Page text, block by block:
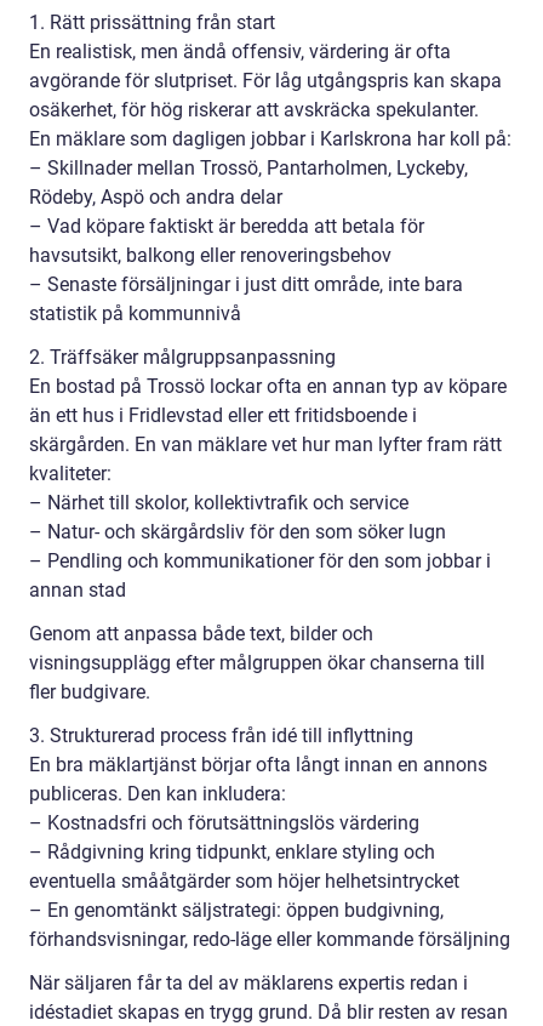
1. Rätt prissättning från start
En realistisk, men ändå offensiv, värdering är ofta
avgörande för slutpriset. För låg utgångspris kan skapa
osäkerhet, för hög riskerar att avskräcka spekulanter.
En mäklare som dagligen jobbar i Karlskrona har koll på:
– Skillnader mellan Trossö, Pantarholmen, Lyckeby,
Rödeby, Aspö och andra delar
– Vad köpare faktiskt är beredda att betala för
havsutsikt, balkong eller renoveringsbehov
– Senaste försäljningar i just ditt område, inte bara
statistik på kommunnivå
2. Träffsäker målgruppsanpassning
En bostad på Trossö lockar ofta en annan typ av köpare
än ett hus i Fridlevstad eller ett fritidsboende i
skärgården. En van mäklare vet hur man lyfter fram rätt
kvaliteter:
– Närhet till skolor, kollektivtrafik och service
– Natur- och skärgårdsliv för den som söker lugn
– Pendling och kommunikationer för den som jobbar i
annan stad
Genom att anpassa både text, bilder och
visningsupplägg efter målgruppen ökar chanserna till
fler budgivare.
3. Strukturerad process från idé till inflyttning
En bra mäklartjänst börjar ofta långt innan en annons
publiceras. Den kan inkludera:
– Kostnadsfri och förutsättningslös värdering
– Rådgivning kring tidpunkt, enklare styling och
eventuella smååtgärder som höjer helhetsintrycket
– En genomtänkt säljstrategi: öppen budgivning,
förhandsvisningar, redo-läge eller kommande försäljning
När säljaren får ta del av mäklarens expertis redan i
idéstadiet skapas en trygg grund. Då blir resten av resan